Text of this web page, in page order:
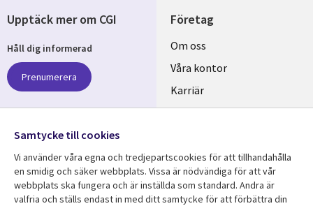
Företag
Useful
links
SWEDEN
Om oss
Våra kontor
Karriär
Hållbarhet
Upptäck mer om CGI
Håll dig informerad
Prenumerera
Följ oss
Social
Media
SWEDEN
Samtycke till cookies
Vi använder våra egna och tredjepartscookies för att tillhandahålla
en smidig och säker webbplats. Vissa är nödvändiga för att vår
webbplats ska fungera och är inställda som standard. Andra är
valfria och ställs endast in med ditt samtycke för att förbättra din